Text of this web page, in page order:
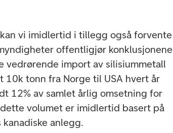
vi imidlertid i tillegg også forvente
offentligjør konklusjonene
vedrørende import av silisiummetall
10k tonn fra Norge til USA hvert år
12% av samlet årlig omsetning for
volumet er imidlertid basert på
anlegg.